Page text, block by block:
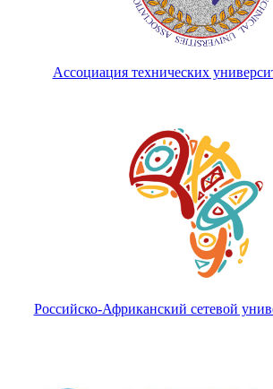
Ассоциация технических
Российско-Африканский сетевой